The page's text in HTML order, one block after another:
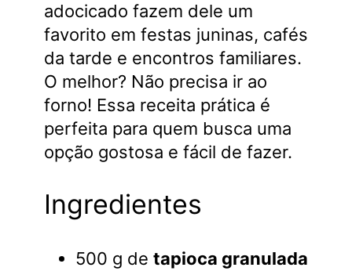
adocicado fazem dele um
favorito em festas juninas, cafés
da tarde e encontros familiares.
O melhor? Não precisa ir ao
forno! Essa receita prática é
perfeita para quem busca uma
opção gostosa e fácil de fazer.
Ingredientes
500 g de tapioca granulada